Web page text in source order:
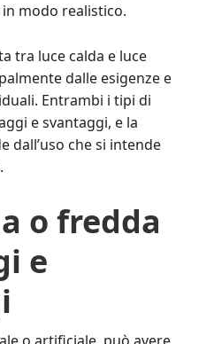
modo realistico.
tra luce calda e luce
dalle esigenze e
Entrambi i tipi di
e svantaggi, e la
dall’uso che si intende
o fredda
e